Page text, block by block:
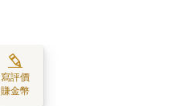
寫評價
賺金幣